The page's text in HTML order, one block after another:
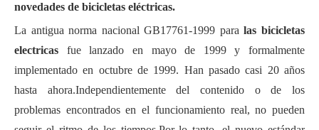
novedades de bicicletas eléctricas.
La antigua norma nacional GB17761-1999 paralas bicicletas
electricas fue lanzado en mayo de 1999 y formalmente
implementado en octubre de 1999. Han pasado casi 20 años
hasta ahora.Independientemente del contenido o de los
problemas encontrados en el funcionamiento real, no pueden